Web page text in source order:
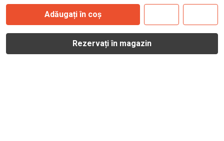
Adăugați în coș
Rezervați în magazin